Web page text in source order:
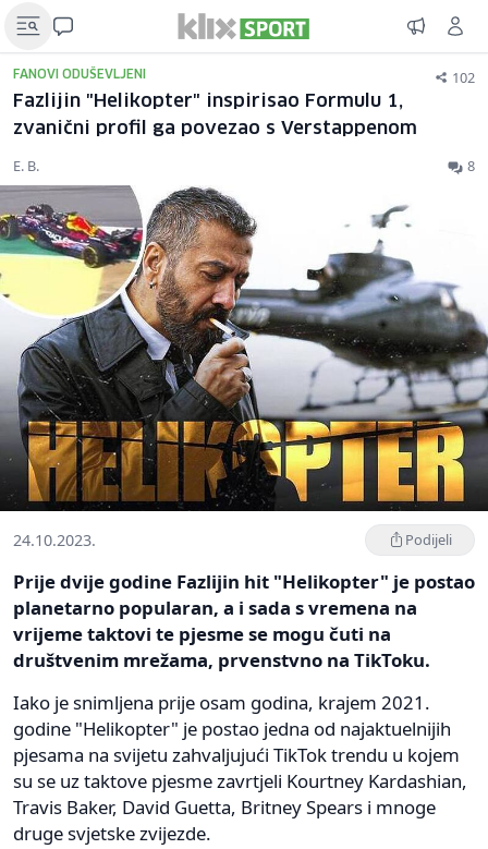
FANOVI ODUŠEVLJENI 102
Fazlijin "Helikopter" inspirisao Formulu 1,
zvanični profil ga povezao s Verstappenom
E. B. 8
24.10.2023. Podijeli
Prije dvije godine Fazlijin hit "Helikopter" je postao
planetarno popularan, a i sada s vremena na
vrijeme taktovi te pjesme se mogu čuti na
društvenim mrežama, prvenstvno na TikToku.
Iako je snimljena prije osam godina, krajem 2021.
godine "Helikopter" je postao jedna od najaktuelnijih
pjesama na svijetu zahvaljujući TikTok trendu u kojem
su se uz taktove pjesme zavrtjeli Kourtney Kardashian,
Travis Baker, David Guetta, Britney Spears i mnoge
druge svjetske zvijezde.